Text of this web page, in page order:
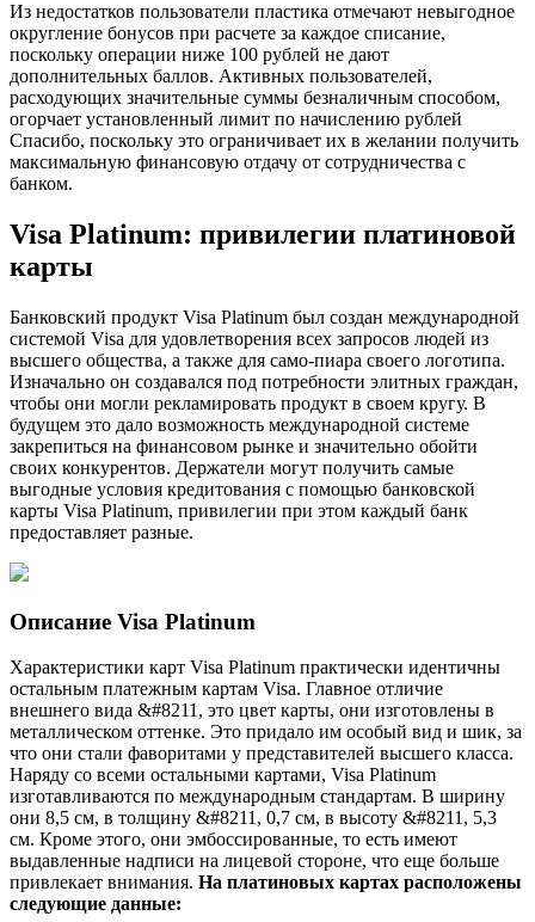
Из недостатков пользователи пластика отмечают невыгодное
округление бонусов при расчете за каждое списание,
поскольку операции ниже 100 рублей не дают
дополнительных баллов. Активных пользователей,
расходующих значительные суммы безналичным способом,
огорчает установленный лимит по начислению рублей
Спасибо, поскольку это ограничивает их в желании получить
максимальную финансовую отдачу от сотрудничества с
банком.
Visa Platinum: привилегии платиновой
карты
Банковский продукт Visa Platinum был создан международной
системой Visa для удовлетворения всех запросов людей из
высшего общества, а также для само-пиара своего логотипа.
Изначально он создавался под потребности элитных граждан,
чтобы они могли рекламировать продукт в своем кругу. В
будущем это дало возможность международной системе
закрепиться на финансовом рынке и значительно обойти
своих конкурентов. Держатели могут получить самые
выгодные условия кредитования с помощью банковской
карты Visa Platinum, привилегии при этом каждый банк
предоставляет разные.
Описание Visa Platinum
Характеристики карт Visa Platinum практически идентичны
остальным платежным картам Visa. Главное отличие
внешнего вида &#8211, это цвет карты, они изготовлены в
металлическом оттенке. Это придало им особый вид и шик, за
что они стали фаворитами у представителей высшего класса.
Наряду со всеми остальными картами, Visa Platinum
изготавливаются по международным стандартам. В ширину
они 8,5 см, в толщину &#8211, 0,7 см, в высоту &#8211, 5,3
см. Кроме этого, они эмбоссированные, то есть имеют
выдавленные надписи на лицевой стороне, что еще больше
привлекает внимания. На платиновых картах расположены
следующие данные: